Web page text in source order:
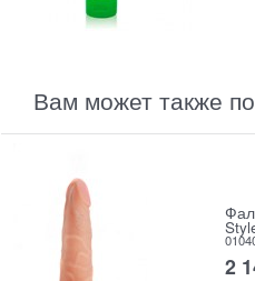
Вам может также
2